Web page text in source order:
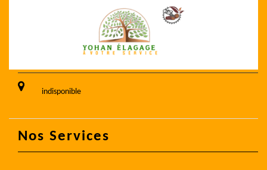
indisponible
Nos Services